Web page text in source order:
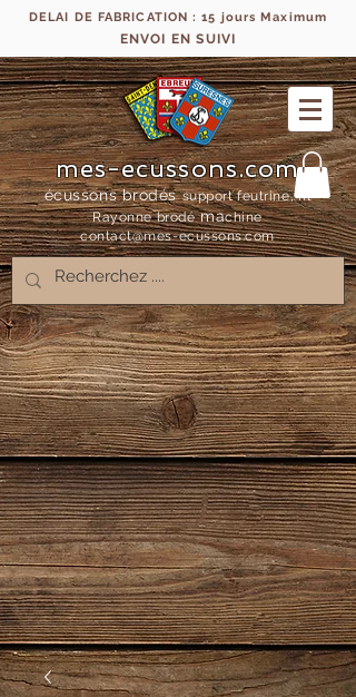
DELAI DE FABRICATION : 15 jours Maximum
ENVOI EN SUIVI
mes-ecussons.com
écussons brodés support feutrine, fil
Rayonne brodémachine
contact@mes-ecussons.com